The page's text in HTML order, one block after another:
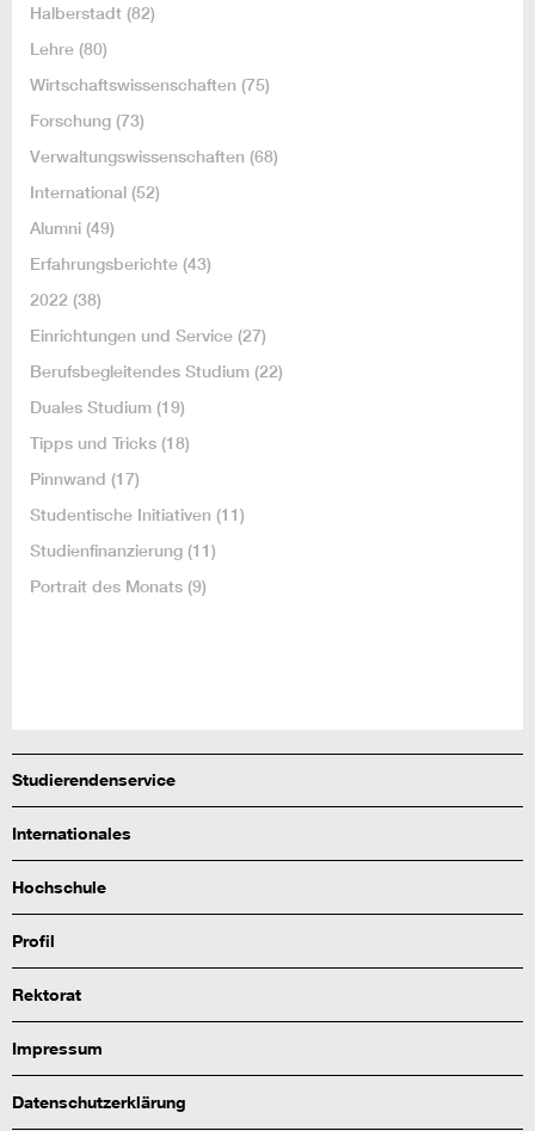
Halberstadt (82)
Lehre (80)
Wirtschaftswissenschaften (75)
Forschung (73)
Verwaltungswissenschaften (68)
International (52)
Alumni (49)
Erfahrungsberichte (43)
2022 (38)
Einrichtungen und Service (27)
Berufsbegleitendes Studium (22)
Duales Studium (19)
Tipps und Tricks (18)
Pinnwand (17)
Studentische Initiativen (11)
Studienfinanzierung (11)
Portrait des Monats (9)
Studierendenservice
Internationales
Hochschule
Profil
Rektorat
Impressum
Datenschutzerklärung